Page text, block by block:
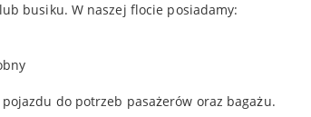
busiku. W naszej flocie posiadamy:
do potrzeb pasażerów oraz bagażu.